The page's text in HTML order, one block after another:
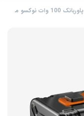
پاوربانک 100 وات نوکسو مدل PN-9 ظرفیت 50000 میلی‌ آمپرساعت و چراغ LED